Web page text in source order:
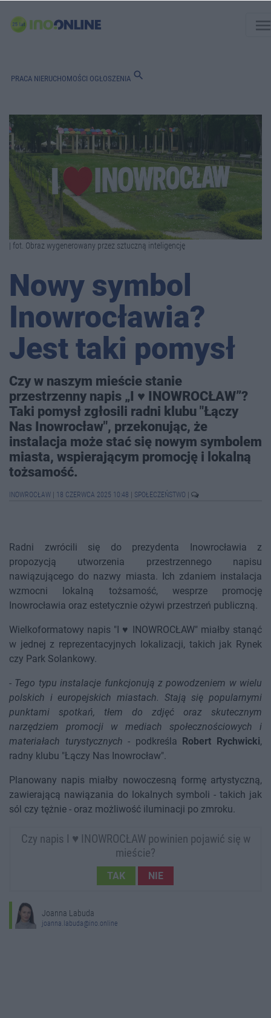
PRACA NIERUCHOMOŚCI OGŁOSZENIA search
| fot. Obraz wygenerowany przez sztuczną inteligencję
Nowy symbol
Inowrocławia?
Jest taki pomysł
Czy w naszym mieście stanie
przestrzenny napis „I ♥ INOWROCŁAW”?
Taki pomysł zgłosili radni klubu "Łączy
Nas Inowrocław", przekonując, że
instalacja może stać się nowym symbolem
miasta, wspierającym promocję i lokalną
tożsamość.
INOWROCŁAW 18 CZERWCA 2025 10:48 SPOŁECZEŃSTWO
Radni zwrócili się do prezydenta Inowrocławia z
propozycją utworzenia przestrzennego napisu
nawiązującego do nazwy miasta. Ich zdaniem instalacja
wzmocni lokalną tożsamość, wesprze promocję
Inowrocławia oraz estetycznie ożywi przestrzeń publiczną.
Wielkoformatowy napis "I ♥ INOWROCŁAW" miałby stanąć
w jednej z reprezentacyjnych lokalizacji, takich jak Rynek
czy Park Solankowy.
- Tego typu instalacje funkcjonują z powodzeniem w wielu
polskich i europejskich miastach. Stają się popularnymi
punktami spotkań, tłem do zdjęć oraz skutecznym
narzędziem promocji w mediach społecznościowych i
materiałach turystycznych - podkreśla Robert Rychwicki,
radny klubu "Łączy Nas Inowrocław".
Planowany napis miałby nowoczesną formę artystyczną,
zawierającą nawiązania do lokalnych symboli - takich jak
sól czy tężnie - oraz możliwość iluminacji po zmroku.
Czy napis I ♥ INOWROCŁAW powinien pojawić się w
mieście?
TAK NIE
Joanna Labuda
joanna.labuda@ino.online